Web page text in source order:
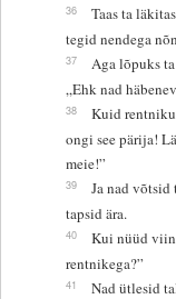
36
Taas ta
tegid nendega
37
Aga lõpuks
„Ehk nad
38
Kuid
ongi see pärija!
meie!”
39
Ja nad
tapsid ära.
40
Kui nüüd
rentnikega?”
41
Nad ütlesid